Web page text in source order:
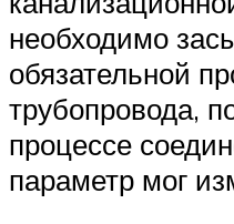
необходимо
обязательной
трубопровода,
процессе
параметр мог